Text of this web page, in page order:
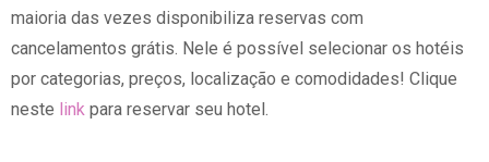
maioria das vezes disponibiliza reservas com
cancelamentos grátis. Nele é possível selecionar os hotéis
por categorias, preços, localização e comodidades! Clique
neste link para reservar seu hotel.